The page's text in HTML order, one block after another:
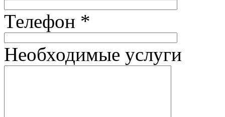
Телефон *
Необходимые услуги